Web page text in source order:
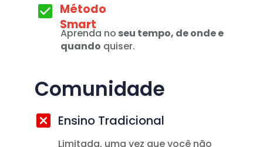
Método
Smart
Ensino Tradicional
Aprenda no seu tempo, de onde e
quando quiser.
Limitada, uma vez que você não
Comunidade